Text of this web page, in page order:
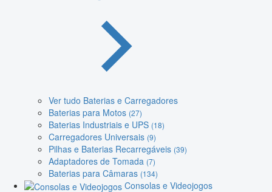
Ver tudo Baterias e Carregadores
Baterias para Motos (27)
Baterias Industriais e UPS (18)
Carregadores Universais (9)
Pilhas e Baterias Recarregáveis (39)
Adaptadores de Tomada (7)
Baterias para Câmaras (134)
Consolas e Videojogos